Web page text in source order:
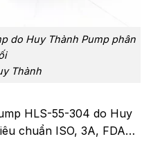
do Huy Thành Pump phân
Thành
HLS-55-304 do Huy
chuẩn ISO, 3A, FDA…